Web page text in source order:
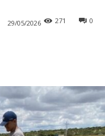
29/05/2026 0
271